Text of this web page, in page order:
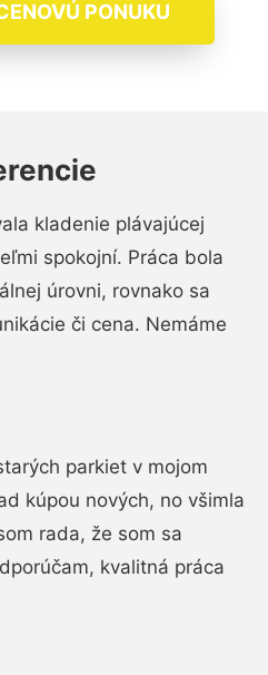
PONUKU
kladenie plávajúcej
spokojní. Práca bola
úrovni, rovnako sa
či cena. Nemáme
parkiet v mojom
kúpou nových, no všimla
rada, že som sa
kvalitná práca